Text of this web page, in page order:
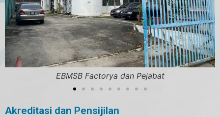
EBMSB Factorya dan Pejabat
Akreditasi dan Pensijilan